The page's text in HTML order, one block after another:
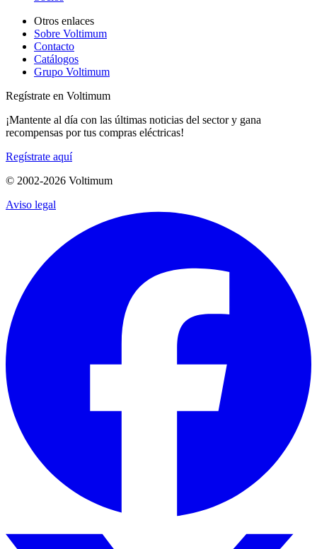
Otros enlaces
Sobre Voltimum
Contacto
Catálogos
Grupo Voltimum
Regístrate en Voltimum
¡Mantente al día con las últimas noticias del sector y gana
recompensas por tus compras eléctricas!
Regístrate aquí
© 2002-2026 Voltimum
Aviso legal